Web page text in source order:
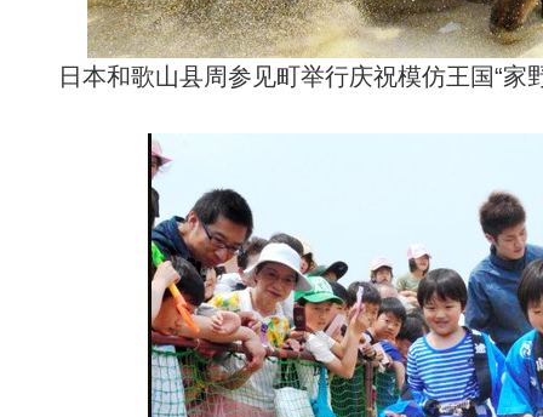
日本和歌山县周参见町举行庆祝模仿王国“家